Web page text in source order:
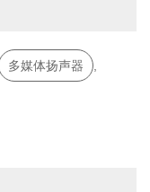
多媒体扬声器